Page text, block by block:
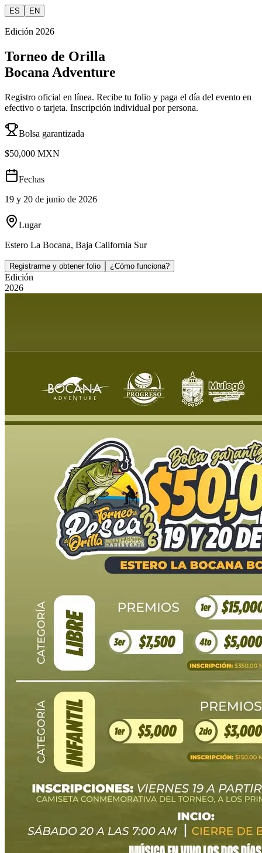
ES EN
Edición 2026
Torneo de Orilla
Bocana Adventure
Registro oficial en línea. Recibe tu folio y paga el día del evento en
efectivo o tarjeta. Inscripción individual por persona.
Bolsa garantizada
$50,000 MXN
Fechas
19 y 20 de junio de 2026
Lugar
Estero La Bocana, Baja California Sur
Registrarme y obtener folio ¿Cómo funciona?
Edición
2026